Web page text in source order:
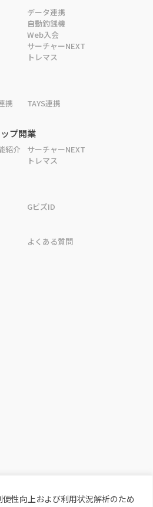
性向上および利用状況解析のため
データ連携
自動釣銭機
Web入会
サーチャーNEXT
トレマス
携
TAYS連携
プ開業
紹介
サーチャーNEXT
トレマス
GビズID
よくある質問